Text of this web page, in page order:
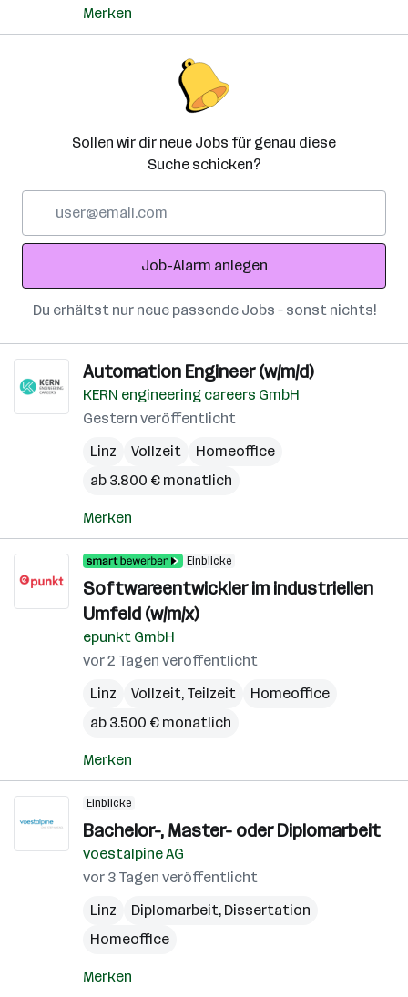
Merken
Sollen wir dir neue Jobs für genau diese
Suche schicken?
Adresse
Job-Alarm anlegen
Du erhältst nur neue passende Jobs – sonst nichts!
Automation Engineer (w/m/d)
KERN engineering careers GmbH
Gestern veröffentlicht
Linz
Vollzeit
Homeoffice
ab 3.800 € monatlich
Merken
Einblicke
Softwareentwickler im industriellen
Umfeld (w/m/x)
epunkt GmbH
vor 2 Tagen veröffentlicht
Linz
Vollzeit, Teilzeit
Homeoffice
ab 3.500 € monatlich
Merken
Einblicke
Bachelor-, Master- oder Diplomarbeit
voestalpine AG
vor 3 Tagen veröffentlicht
Linz
Diplomarbeit, Dissertation
Homeoffice
Merken